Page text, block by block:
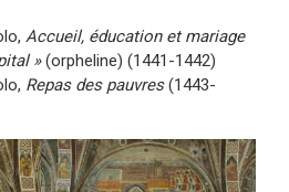
Accueil, éducation et mariage
»(orpheline) (1441-1442)
Repas des pauvres(1443-